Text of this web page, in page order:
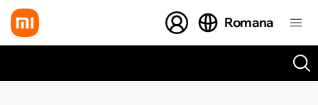
Romana